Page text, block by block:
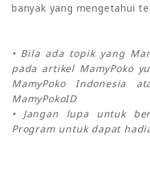
banyak yang mengetahui
• Bila ada topik yang
pada artikel MamyPoko
MamyPoko Indonesia
MamyPokoID
• Jangan lupa untuk
Program untuk dapat